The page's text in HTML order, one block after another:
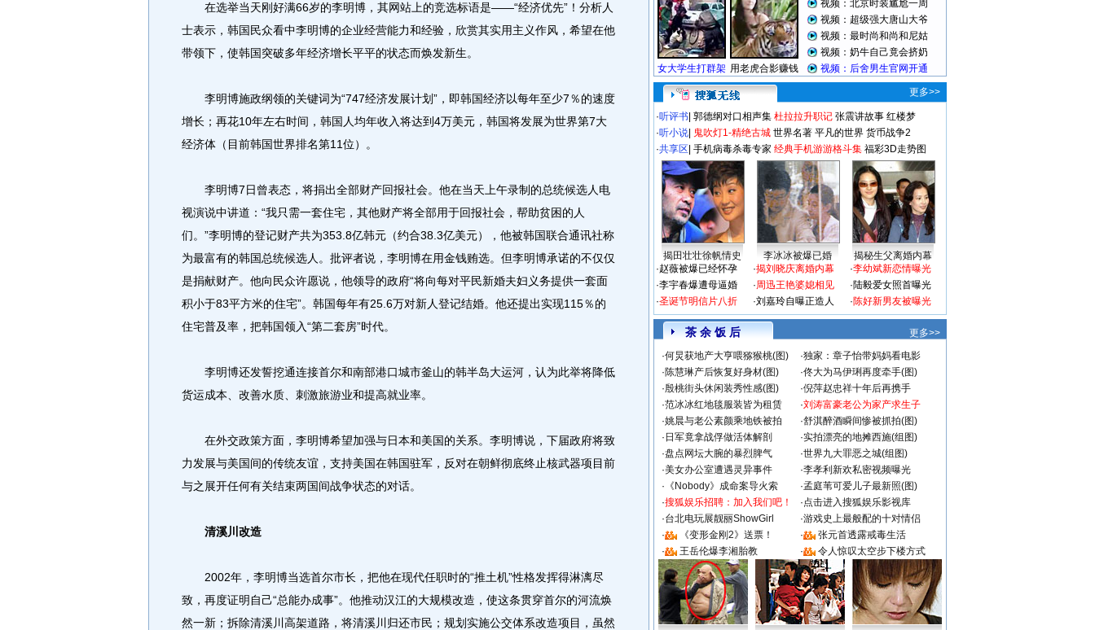
在选举当天刚好满66岁的李明博，其网站上的竞选标语是——“经济优先”！分析人
士表示，韩国民众看中李明博的企业经营能力和经验，欣赏其实用主义作风，希望在他
带领下，使韩国突破多年经济增长平平的状态而焕发新生。
李明博施政纲领的关键词为“747经济发展计划”，即韩国经济以每年至少7％的速度
增长；再花10年左右时间，韩国人均年收入将达到4万美元，韩国将发展为世界第7大
经济体（目前韩国世界排名第11位）。
李明博7日曾表态，将捐出全部财产回报社会。他在当天上午录制的总统候选人电
视演说中讲道：“我只需一套住宅，其他财产将全部用于回报社会，帮助贫困的人
们。”李明博的登记财产共为353.8亿韩元（约合38.3亿美元），他被韩国联合通讯社称
为最富有的韩国总统候选人。批评者说，李明博在用金钱贿选。但李明博承诺的不仅仅
是捐献财产。他向民众许愿说，他领导的政府“将向每对平民新婚夫妇义务提供一套面
积小于83平方米的住宅”。韩国每年有25.6万对新人登记结婚。他还提出实现115％的
住宅普及率，把韩国领入“第二套房”时代。
李明博还发誓挖通连接首尔和南部港口城市釜山的韩半岛大运河，认为此举将降低
货运成本、改善水质、刺激旅游业和提高就业率。
在外交政策方面，李明博希望加强与日本和美国的关系。李明博说，下届政府将致
力发展与美国间的传统友谊，支持美国在韩国驻军，反对在朝鲜彻底终止核武器项目前
与之展开任何有关结束两国间战争状态的对话。
清溪川改造
2002年，李明博当选首尔市长，把他在现代任职时的“推土机”性格发挥得淋漓尽
致，再度证明自己“总能办成事”。他推动汉江的大规模改造，使这条贯穿首尔的河流焕
然一新；拆除清溪川高架道路，将清溪川归还市民；规划实施公交体系改造项目，虽然
更多>>
·听评书 郭德纲对口相声集 杜拉拉升职记 张震讲故事 红楼梦
·听小说 鬼吹灯1-精绝古城 世界名著 平凡的世界 货币战争2
·共享区 手机病毒杀毒专家 经典手机游游格斗集 福彩3D走势图
揭田壮壮徐帆情史 李冰冰被爆已婚
揭秘生父离婚内幕
·赵薇被爆已经怀孕
·李宇春爆遭母逼婚
·圣诞节明信片八折
·揭刘晓庆离婚内幕
·周迅王艳婆媳相见
·刘嘉玲自曝正造人
·李幼斌新恋情曝光
·陆毅爱女照首曝光
·陈好新男友被曝光
茶 余 饭 后
更多>>
·何炅获地产大亨喂猕猴桃(图) ·独家：章子怡带妈妈看电影
·陈慧琳产后恢复好身材(图) ·佟大为马伊琍再度牵手(图)
·殷桃街头休闲装秀性感(图) ·倪萍赵忠祥十年后再携手
·范冰冰红地毯服装皆为租赁 ·刘涛富豪老公为家产求生子
·姚晨与老公素颜乘地铁被拍 ·舒淇醉酒瞬间惨被抓拍(图)
· 日军竟拿战俘做活体解剖 ·实拍漂亮的地摊西施(组图)
·盘点网坛大腕的暴烈脾气 ·世界九大罪恶之城(组图)
·美女办公室遭遇灵异事件 ·李孝利新欢私密视频曝光
· 《Nobody》成命案导火索 ·孟庭苇可爱儿子最新照(图)
·搜狐娱乐招聘：加入我们吧！ ·点击进入搜狐娱乐影视库
·台北电玩展靓丽ShowGirl ·游戏史上最般配的十对情侣
·
《变形金刚2》送票！ ·
张元首透露戒毒生活
·
王岳伦爆李湘胎教 · 令人惊叹太空步下楼方式